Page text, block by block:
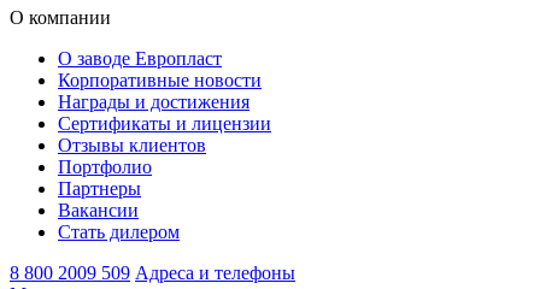
О компании
О заводе Европласт
Корпоративные новости
Награды и достижения
Сертификаты и лицензии
Отзывы клиентов
Портфолио
Партнеры
Вакансии
Стать дилером
8 800 2009 509 Адреса и телефоны